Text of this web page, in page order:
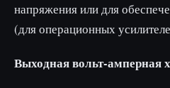
напряжения или для
(для операционных
Выходная вольт-амперная